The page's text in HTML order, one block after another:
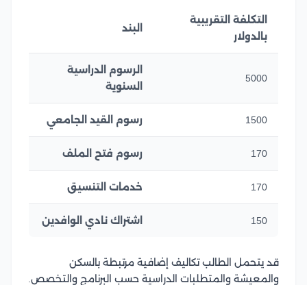
التكلفة التقريبية
بالدولار
البند
5000
الرسوم الدراسية
السنوية
1500 رسوم القيد الجامعي
170 رسوم فتح الملف
170 خدمات التنسيق
150 اشتراك نادي الوافدين
قد يتحمل الطالب تكاليف إضافية مرتبطة بالسكن
والمعيشة والمتطلبات الدراسية حسب البرنامج والتخصص.